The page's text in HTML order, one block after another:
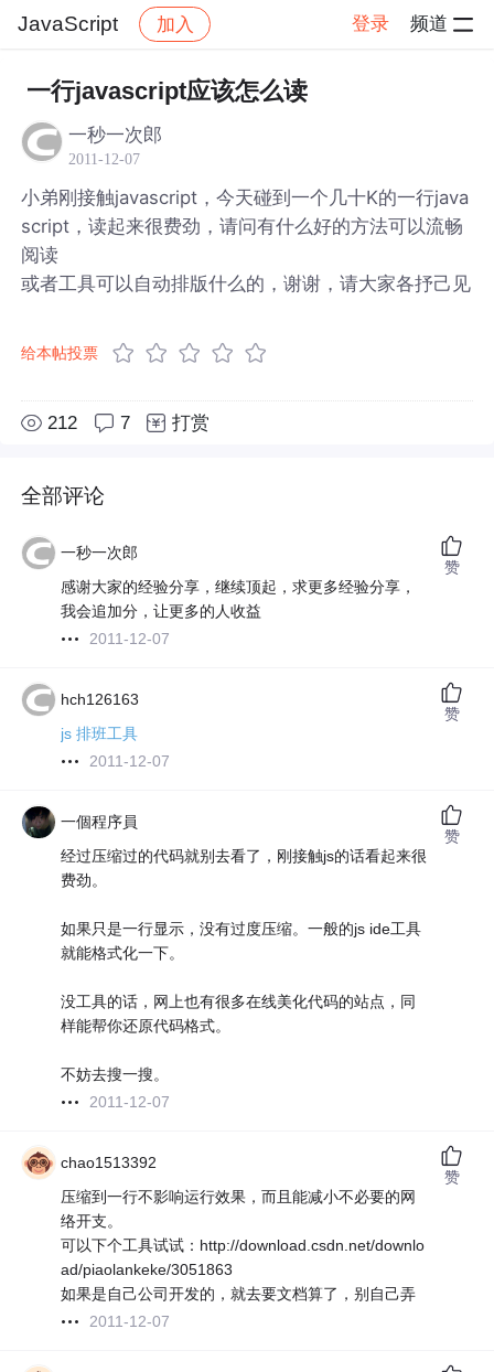
JavaScript 加入 登录 频道
社区 JavaScript 帖子详情
一行javascript应该怎么读
一秒一次郎
2011-12-07
小弟刚接触javascript，今天碰到一个几十K的一行java
script，读起来很费劲，请问有什么好的方法可以流畅
阅读
或者工具可以自动排版什么的，谢谢，请大家各抒己见
给本帖投票
212 7 打赏
全部评论
一秒一次郎
感谢大家的经验分享，继续顶起，求更多经验分享，
我会追加分，让更多的人收益
2011-12-07
赞
hch126163
js 排班工具
2011-12-07
赞
一個程序員
经过压缩过的代码就别去看了，刚接触js的话看起来很
费劲。
如果只是一行显示，没有过度压缩。一般的js ide工具
就能格式化一下。
没工具的话，网上也有很多在线美化代码的站点，同
样能帮你还原代码格式。
不妨去搜一搜。
2011-12-07
赞
chao1513392
压缩到一行不影响运行效果，而且能减小不必要的网
络开支。
可以下个工具试试：http://download.csdn.net/downlo
ad/piaolankeke/3051863
如果是自己公司开发的，就去要文档算了，别自己弄
2011-12-07
赞